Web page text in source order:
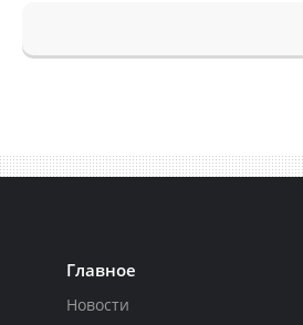
Главное
Новости